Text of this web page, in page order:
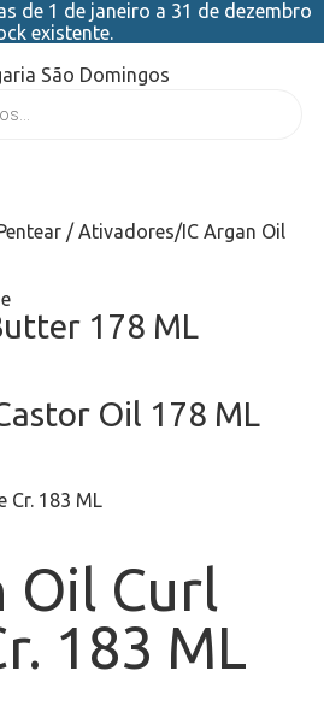
de 1 de janeiro a 31 de dezembro
existente.
/ Ativadores/IC Argan Oil
178 ML
Oil 178 ML
Oil Curl
183 ML